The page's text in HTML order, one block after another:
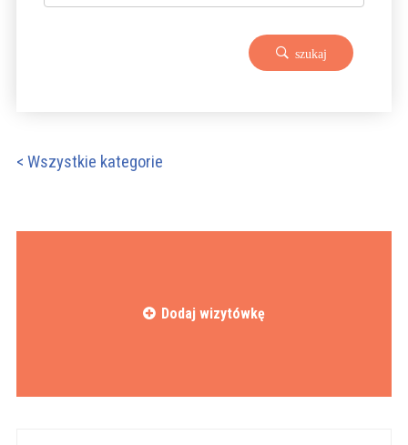
szukaj
< Wszystkie kategorie
Dodaj wizytówkę